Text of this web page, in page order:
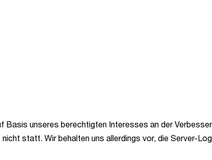
Basis unseres berechtigten Interesses an der
statt. Wir behalten uns allerdings vor, die Server-